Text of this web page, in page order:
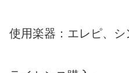
使用楽器：エレピ、シ